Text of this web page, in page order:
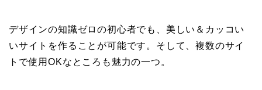
デザインの知識ゼロの初心者でも、美しい＆カッコい
いサイトを作ることが可能です。そして、複数のサイ
トで使用OKなところも魅力の一つ。